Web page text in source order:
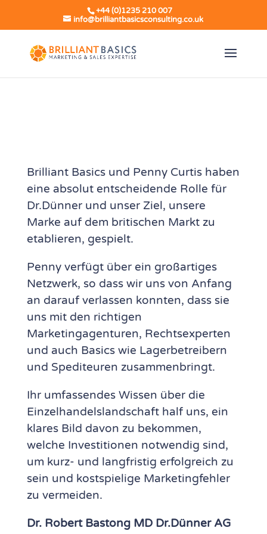
+44 (0)1235 210 007
info@brilliantbasicsconsulting.co.uk
Brilliant Basics und Penny Curtis haben
eine absolut entscheidende Rolle für
Dr.Dünner und unser Ziel, unsere
Marke auf dem britischen Markt zu
etablieren, gespielt.
Penny verfügt über ein großartiges
Netzwerk, so dass wir uns von Anfang
an darauf verlassen konnten, dass sie
uns mit den richtigen
Marketingagenturen, Rechtsexperten
und auch Basics wie Lagerbetreibern
und Spediteuren zusammenbringt.
Ihr umfassendes Wissen über die
Einzelhandelslandschaft half uns, ein
klares Bild davon zu bekommen,
welche Investitionen notwendig sind,
um kurz- und langfristig erfolgreich zu
sein und kostspielige Marketingfehler
zu vermeiden.
Dr. Robert Bastong MD Dr.Dünner AG